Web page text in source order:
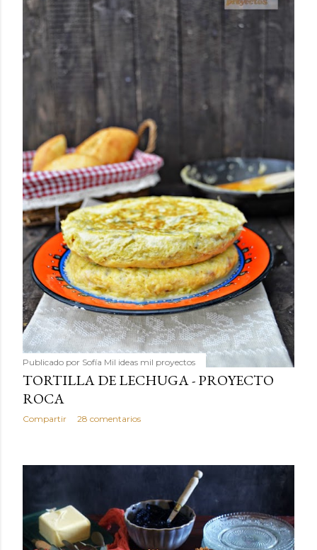
Publicado por Sofía Mil ideas mil proyectos
TORTILLA DE LECHUGA - PROYECTO
ROCA
Compartir 28 comentarios